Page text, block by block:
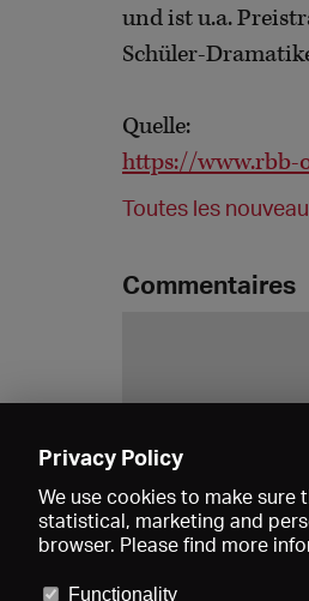
und ist u.a.
Schüler-
Quelle:
https://www.rbb-
Toutes les
Commentaires
Privacy Policy
We use cookies to make
statistical, marketing and
browser. Please find more
Functionality